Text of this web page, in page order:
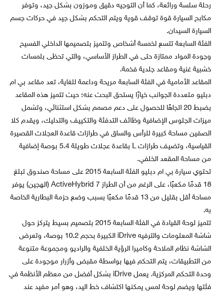
رحلة سلسة ورائعة، كما أن التوجيه دقيق وموزون بشكل جيد، وتوفر
مكابح السيارة قوة توقف قوية ويتم التحكم بشكل جيد في حركات جسم
السيارة السيدان.
الفئة السابعة تتسع لخمسة أشخاص وتتميز بتصميمها الداخلي الفسيح
وجودة المواد ممتازة حتى في الطراز الأساسي، والتي تحظى بلمسات
خشبية غنية ومقاعد جلدية فخمة.
المقاعد الأمامية في الفئة السابعة مريحة وداعمة للغاية، تعد مقاعد بي ام
دبليو متعددة الجوانب خيارًا يستحق البحث عنه؛ حيث تتميز هذه المقاعد
بضبط 20 اتجاهًا للحصول على دعم مصمم بشكل استثنائي، وتشمل
ميزات الجلوس الإضافية وظائف التدفئة والتكييف والتدليك، ويقدم كلا
الصفين مساحة كبيرة للرأس والساق في طرازات قاعدة العجلات القصيرة
القياسية، وتضيف طرازات L بقاعدة عجلات طويلة 5.4 بوصة إضافية
من مساحة المقعد الخلفي.
تحتوي سيارة بي ام دبليو الفئة السابعة 2015 على مساحة صندوق تبلغ
18 قدمًا مكعبًا، على الرغم من أن الطراز ActiveHybrid 7 (الهجين) يوفر
مساحة أقل بقليل من 13 قدمًا مكعبًا بسبب وضع حزمة البطارية الخاصة
به.
تتميز لوحة القيادة في الفئة السابعة 2015 بتصميم بسيط يتركز حول
شاشة المعلومات والترفيه iDrive الكبيرة بحجم 10.2 بوصة، وتعرض
الشاشة نظام الملاحة وكاميرا الرؤية الخلفية والراديو ومجموعة متنوعة
من التطبيقات، يتم التحكم فيها بواسطة مقبض وأزرار موجودة على
وحدة التحكم المركزية. يعمل iDrive بشكل أفضل من معظم الأنظمة في
فئتها ويضم لوحة لمس يمكنها اكتشاف خط اليد، وهو أمر مفيد عند